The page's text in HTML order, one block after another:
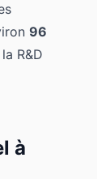
96
R&D
à